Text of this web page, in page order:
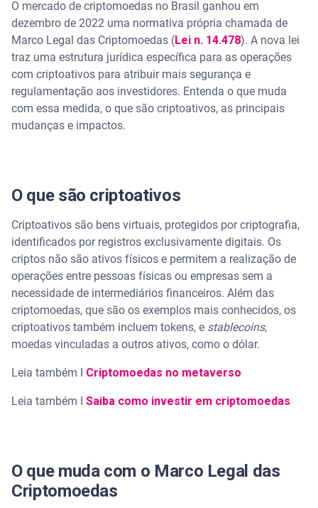
O mercado de criptomoedas no Brasil ganhou em
dezembro de 2022 uma normativa própria chamada de
Marco Legal das Criptomoedas (Lei n. 14.478). A nova lei
traz uma estrutura jurídica específica para as operações
com criptoativos para atribuir mais segurança e
regulamentação aos investidores. Entenda o que muda
com essa medida, o que são criptoativos, as principais
mudanças e impactos.
O que são criptoativos
Criptoativos são bens virtuais, protegidos por criptografia,
identificados por registros exclusivamente digitais. Os
criptos não são ativos físicos e permitem a realização de
operações entre pessoas físicas ou empresas sem a
necessidade de intermediários financeiros. Além das
criptomoedas, que são os exemplos mais conhecidos, os
criptoativos também incluem tokens, e stablecoins,
moedas vinculadas a outros ativos, como o dólar.
Leia também I Criptomoedas no metaverso
Leia também I Saiba como investir em criptomoedas
O que muda com o Marco Legal das
Criptomoedas